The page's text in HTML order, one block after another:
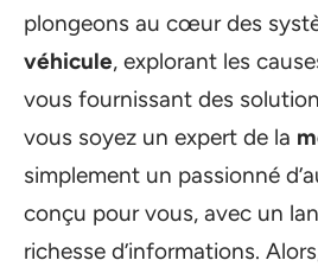
plongeons au cœur des
véhicule, explorant les
vous fournissant des
vous soyez un expert de la
simplement un passionné
conçu pour vous, avec un
richesse d’informations.